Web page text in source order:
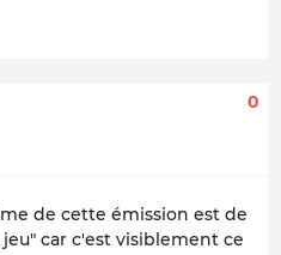
0
de cette émission est de
car c'est visiblement ce